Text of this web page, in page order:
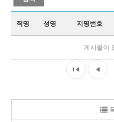
직명 성명 지명번호
게시물이